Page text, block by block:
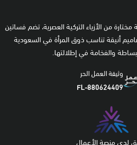
من الأزياء التركية العصرية، تضم فساتين
أنيقة تناسب ذوق المرأة في السعودية
والفخامة في إطلالتها.
وثيقة العمل الحر
FL-880624409
لدى منصة الأعمال